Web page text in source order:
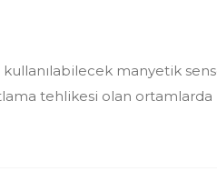
manyetik
tehlikesi olan ortamlarda